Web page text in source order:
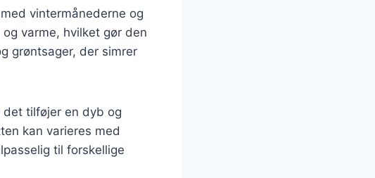
vintermånederne og
varme, hvilket gør den
grøntsager, der simrer
tilføjer en dyb og
kan varieres med
til forskellige